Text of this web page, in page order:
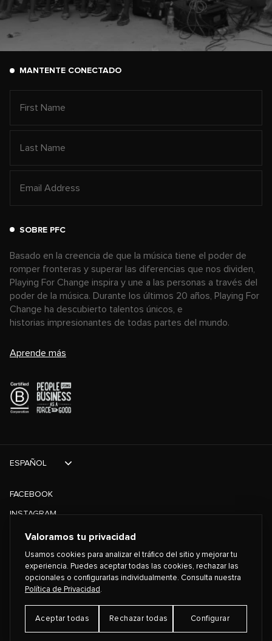
MANTENTE CONECTADO
SOBRE PFC
Basado en la creencia de que la música tiene el poder de
romper fronteras y superar las diferencias que nos dividen,
Playing For Change inspira y une a las personas a través del
poder de la música. Durante los últimos 20 años, Playing For
Change ha descubierto talentos únicos, e
historias impresionantes de todas partes del mundo.
Aprende más
©2026 PLAYING FOR CHANGE
TÉRMINOS Y CONDICIONES
POLÍTICA DE PRIVACIDAD
Preferencias de Cookies
FACEBOOK
INSTAGRAM
TIKTOK
TWITTER
ESPAÑOL
Valoramos tu privacidad
Usamos cookies para analizar el tráfico del sitio y mejorar tu
experiencia. Puedes aceptar todas las cookies, rechazar las
opcionales o configurarlas individualmente. Consulta nuestra
Política de Privacidad .
Aceptar todas Rechazar todas Configurar